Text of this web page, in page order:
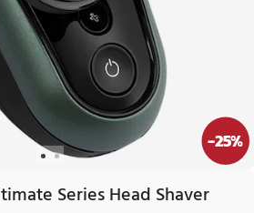
-25%
Series Head Shaver